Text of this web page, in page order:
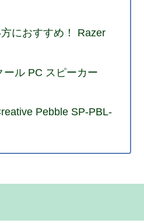
におすすめ！ Razer
ル PC スピーカー
Pebble SP-PBL-